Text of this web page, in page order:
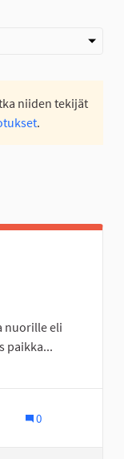
niiden tekijät
.
nuorille eli
paikka...
0